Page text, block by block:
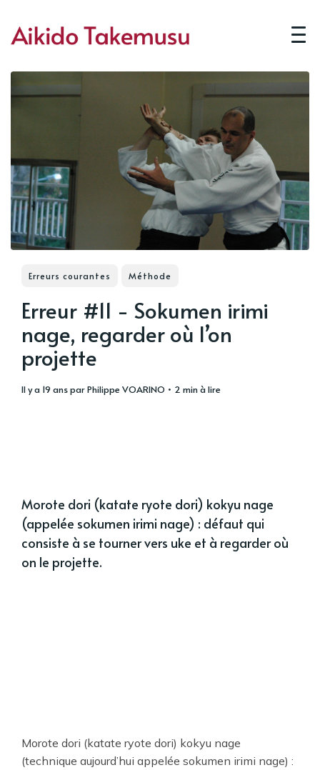
Erreurs courantes Méthode
Erreur #11 - Sokumen irimi
nage, regarder où l’on
projette
il y a 19 ansparPhilippe VOARINO • 2 min à lire
Morote dori (katate ryote dori) kokyu nage
(appelée sokumen irimi nage) : défaut qui
consiste à se tourner vers uke et à regarder où
on le projette.
Morote dori (katate ryote dori) kokyu nage
(technique aujourd’hui appelée sokumen irimi nage) :